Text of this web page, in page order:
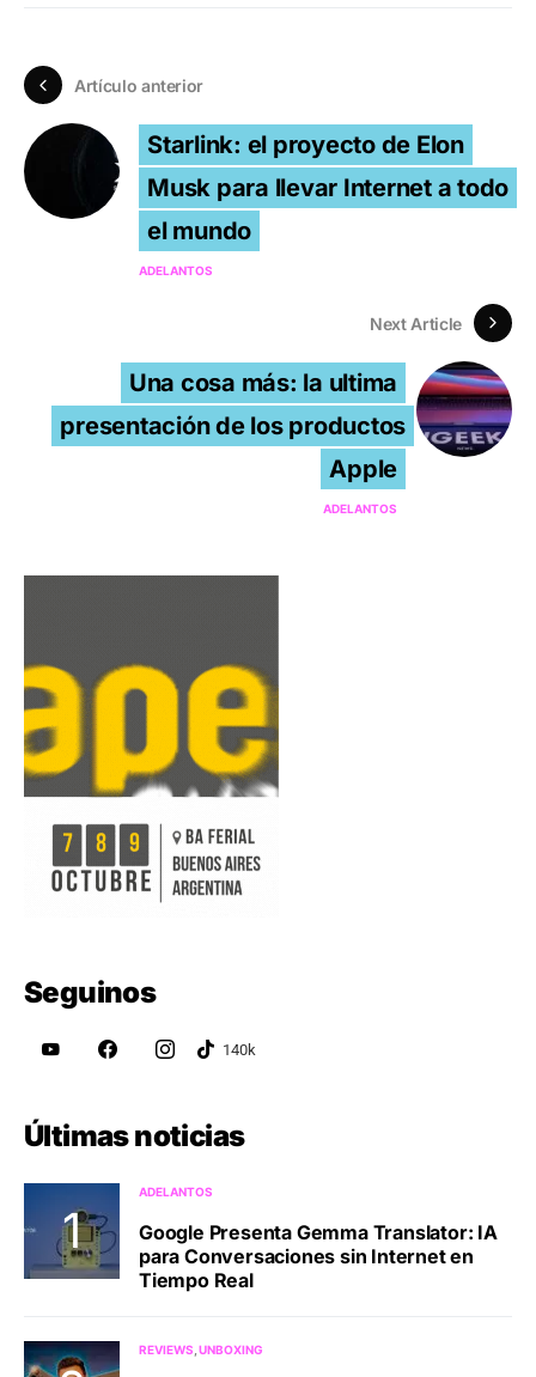
Artículo anterior
Starlink: el proyecto de Elon
Musk para llevar Internet a todo
el mundo
ADELANTOS
Next Article
Una cosa más: la ultima
presentación de los productos
Apple
ADELANTOS
Seguinos
Últimas noticias
ADELANTOS
Google Presenta Gemma Translator: IA
para Conversaciones sin Internet en
Tiempo Real
REVIEWS UNBOXING